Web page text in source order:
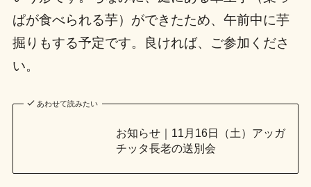
ぱが食べられる芋）ができたため、午前中に芋
掘りもする予定です。良ければ、ご参加くださ
い。
あわせて読みたい
お知らせ｜11月16日（土）アッガ
チッタ長老の送別会